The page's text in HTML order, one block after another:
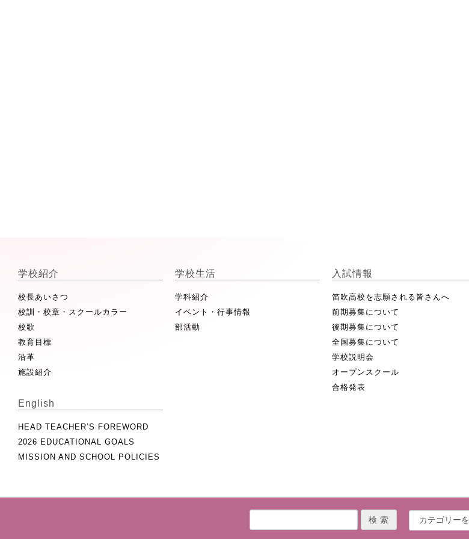
学校紹介
校長あいさつ
校訓・校章・スクールカラー
校歌
教育目標
沿革
施設紹介
学校生活
学科紹介
イベント・行事情報
部活動
入試情報
笛吹高校を志願される皆さんへ
前期募集について
後期募集について
全国募集について
学校説明会
オープンスクール
合格発表
English
HEAD TEACHER’S FOREWORD
2026 EDUCATIONAL GOALS
MISSION AND SCHOOL POLICIES